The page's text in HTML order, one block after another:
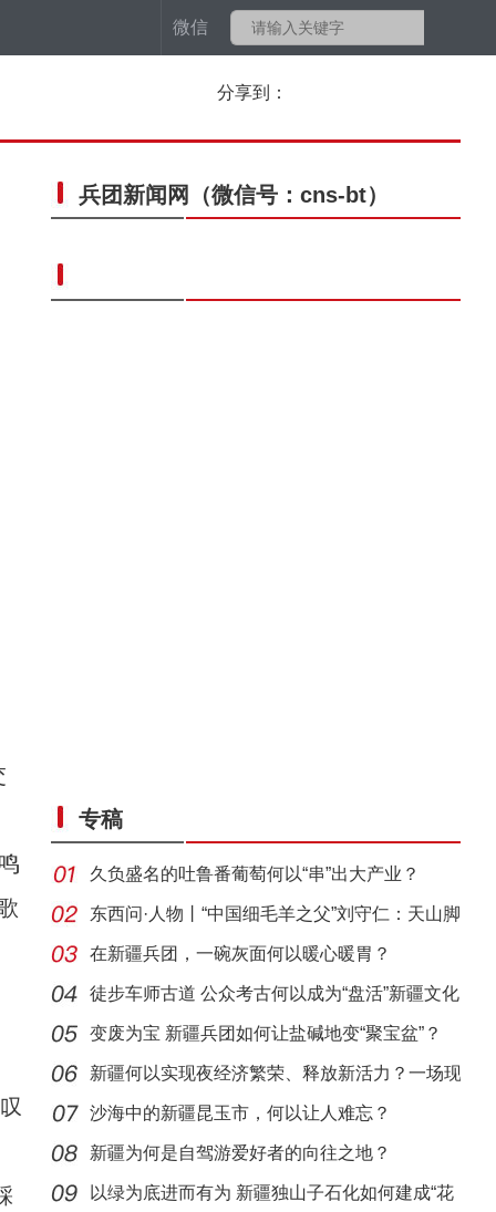
微信
分享到：
兵团新闻网 （微信号：cns-bt）
专稿
久负盛名的吐鲁番葡萄何以“串”出大产业？
东西问·人物丨“中国细毛羊之父”刘守仁：天山脚
在新疆兵团，一碗灰面何以暖心暖胃？
徒步车师古道 公众考古何以成为“盘活”新疆文化
遗
变废为宝 新疆兵团如何让盐碱地变“聚宝盆”？
新疆何以实现夜经济繁荣、释放新活力？一场现
场推
沙海中的新疆昆玉市，何以让人难忘？
新疆为何是自驾游爱好者的向往之地？
以绿为底进而有为 新疆独山子石化如何建成“花